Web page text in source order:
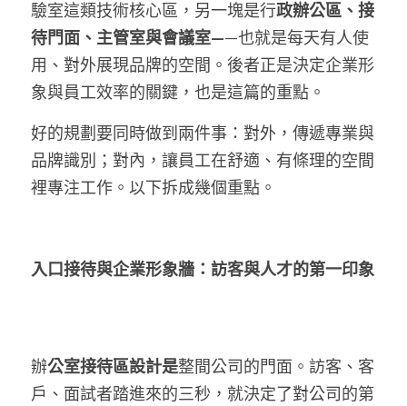
驗室這類技術核心區，另一塊是行政辦公區、接
待門面、主管室與會議室——也就是每天有人使
用、對外展現品牌的空間。後者正是決定企業形
象與員工效率的關鍵，也是這篇的重點。
好的規劃要同時做到兩件事：對外，傳遞專業與
品牌識別；對內，讓員工在舒適、有條理的空間
裡專注工作。以下拆成幾個重點。
入口接待與企業形象牆：訪客與人才的第一印象
辦公室接待區設計是整間公司的門面。訪客、客
戶、面試者踏進來的三秒，就決定了對公司的第